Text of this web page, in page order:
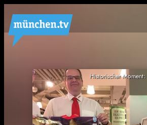
Historischer